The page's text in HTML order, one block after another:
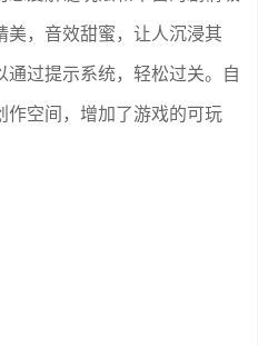
美，音效甜蜜，让人沉浸其
过提示系统，轻松过关。自
作空间，增加了游戏的可玩